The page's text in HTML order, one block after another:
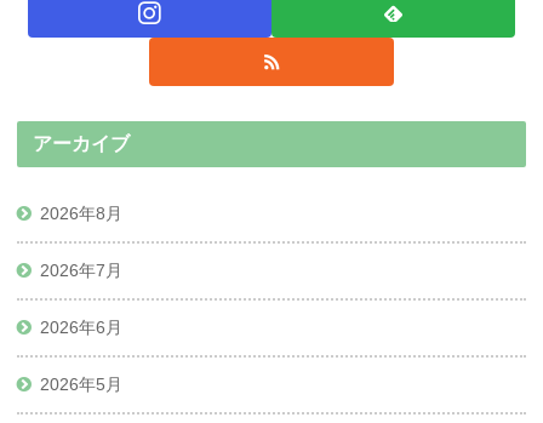
アーカイブ
2026年8月
2026年7月
2026年6月
2026年5月